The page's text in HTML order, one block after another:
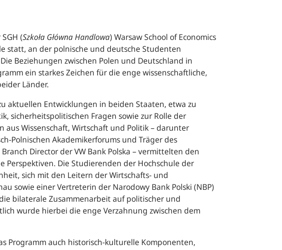
(Szkoła Główna Handlowa) Warsaw School of Economics
statt, an der polnische und deutsche Studenten
Beziehungen zwischen Polen und Deutschland in
ein starkes Zeichen für die enge wissenschaftliche,
Länder.
aktuellen Entwicklungen in beiden Staaten, etwa zu
sicherheitspolitischen Fragen sowie zur Rolle der
Wissenschaft, Wirtschaft und Politik – darunter
Polnischen Akademikerforums und Träger des
Director der VW Bank Polska – vermittelten den
Die Studierenden der Hochschule der
sich mit den Leitern der Wirtschafts- und
sowie einer Vertreterin der Narodowy Bank Polski (NBP)
bilaterale Zusammenarbeit auf politischer und
wurde hierbei die enge Verzahnung zwischen dem
Programm auch historisch-kulturelle Komponenten,